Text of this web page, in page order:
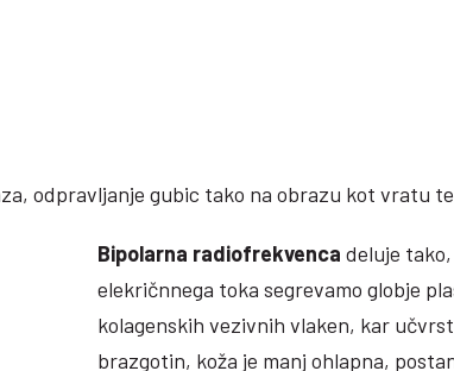
odpravljanje gubic tako na obrazu kot vratu
Bipolarna radiofrekvenca deluje
elekričnnega toka segrevamo globje
kolagenskih vezivnih vlaken, kar
brazgotin, koža je manj ohlapna,